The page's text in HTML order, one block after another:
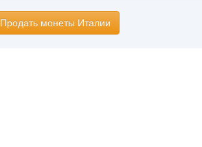
Продать монеты Италии